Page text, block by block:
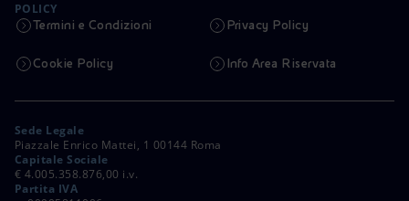
POLICY
Termini e Condizioni Privacy Policy
Cookie Policy Info Area Riservata
Sede Legale
Piazzale Enrico Mattei, 1 00144 Roma
Capitale Sociale
€ 4.005.358.876,00 i.v.
Partita IVA